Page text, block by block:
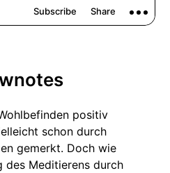
positiv
schon durch
gemerkt. Doch wie
des Meditierens durch